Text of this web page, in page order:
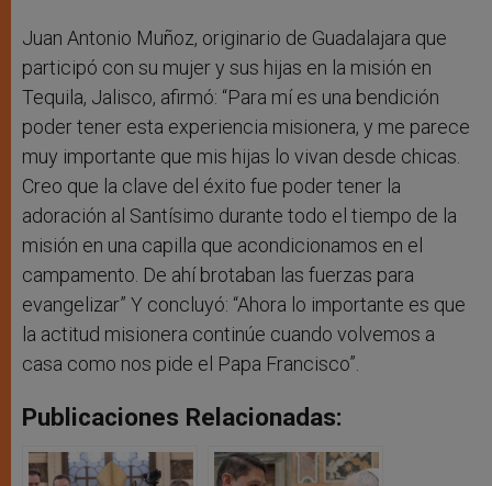
Juan Antonio Muñoz, originario de Guadalajara que
participó con su mujer y sus hijas en la misión en
Tequila, Jalisco, afirmó: “Para mí es una bendición
poder tener esta experiencia misionera, y me parece
muy importante que mis hijas lo vivan desde chicas.
Creo que la clave del éxito fue poder tener la
adoración al Santísimo durante todo el tiempo de la
misión en una capilla que acondicionamos en el
campamento. De ahí brotaban las fuerzas para
evangelizar” Y concluyó: “Ahora lo importante es que
la actitud misionera continúe cuando volvemos a
casa como nos pide el Papa Francisco”.
Publicaciones Relacionadas: